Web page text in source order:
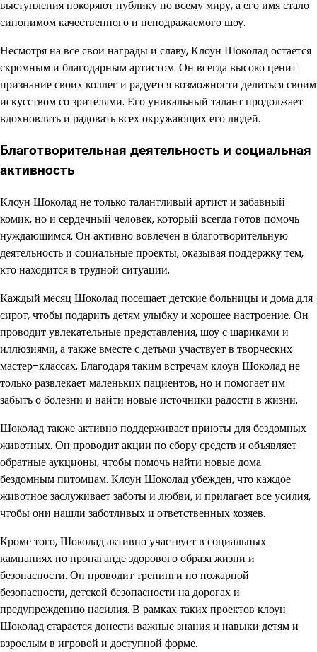
выступления покоряют публику по всему миру, а его имя стало
синонимом качественного и неподражаемого шоу.
Несмотря на все свои награды и славу, Клоун Шоколад остается
скромным и благодарным артистом. Он всегда высоко ценит
признание своих коллег и радуется возможности делиться своим
искусством со зрителями. Его уникальный талант продолжает
вдохновлять и радовать всех окружающих его людей.
Благотворительная деятельность и социальная
активность
Клоун Шоколад не только талантливый артист и забавный
комик, но и сердечный человек, который всегда готов помочь
нуждающимся. Он активно вовлечен в благотворительную
деятельность и социальные проекты, оказывая поддержку тем,
кто находится в трудной ситуации.
Каждый месяц Шоколад посещает детские больницы и дома для
сирот, чтобы подарить детям улыбку и хорошее настроение. Он
проводит увлекательные представления, шоу с шариками и
иллюзиями, а также вместе с детьми участвует в творческих
мастер-классах. Благодаря таким встречам клоун Шоколад не
только развлекает маленьких пациентов, но и помогает им
забыть о болезни и найти новые источники радости в жизни.
Шоколад также активно поддерживает приюты для бездомных
животных. Он проводит акции по сбору средств и объявляет
обратные аукционы, чтобы помочь найти новые дома
бездомным питомцам. Клоун Шоколад убежден, что каждое
животное заслуживает заботы и любви, и прилагает все усилия,
чтобы они нашли заботливых и ответственных хозяев.
Кроме того, Шоколад активно участвует в социальных
кампаниях по пропаганде здорового образа жизни и
безопасности. Он проводит тренинги по пожарной
безопасности, детской безопасности на дорогах и
предупреждению насилия. В рамках таких проектов клоун
Шоколад старается донести важные знания и навыки детям и
взрослым в игровой и доступной форме.